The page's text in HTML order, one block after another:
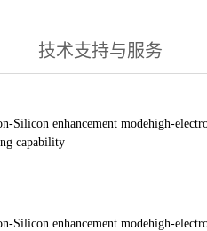
技术支持与服务
Silicon enhancement modehigh-
capability
Silicon enhancement modehigh-